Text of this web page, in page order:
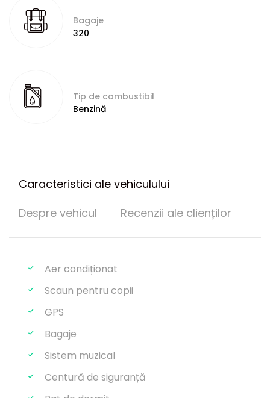
Bagaje
320
Tip de combustibil
Benzină
Caracteristici ale vehiculului
Despre vehicul
Recenzii ale clienților
Aer condiționat
Scaun pentru copii
GPS
Bagaje
Sistem muzical
Centură de siguranță